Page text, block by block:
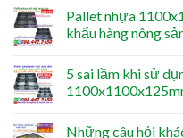
Pallet nhựa
khẩu hàng nông
5 sai lầm khi sử
Những câu hỏi